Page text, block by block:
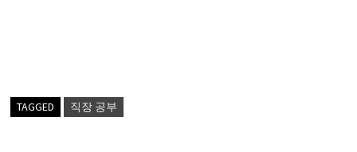
TAGGED 직장 공부